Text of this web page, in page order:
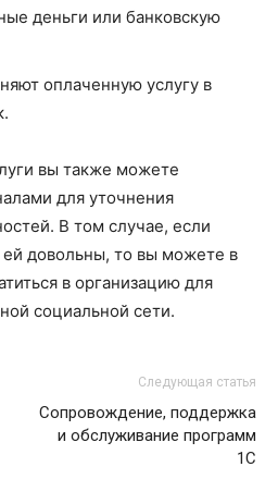
деньги или банковскую
оплаченную услугу в
вы также можете
для уточнения
В том случае, если
довольны, то вы можете в
в организацию для
социальной сети.
Следующая статья
Сопровождение, поддержка
и обслуживание программ
1С